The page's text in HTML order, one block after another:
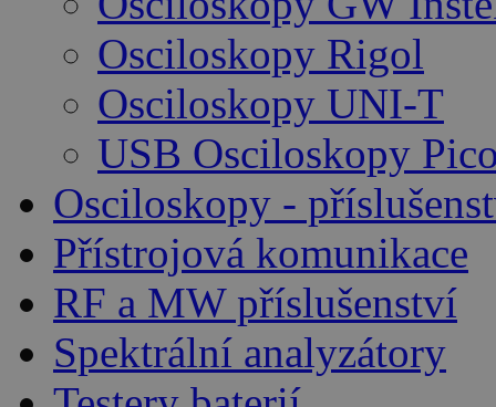
Osciloskopy Rigol
Osciloskopy UNI-T
USB Osciloskopy
Osciloskopy -
Přístrojová komunikace
RF a MW příslušenství
Spektrální analyzátory